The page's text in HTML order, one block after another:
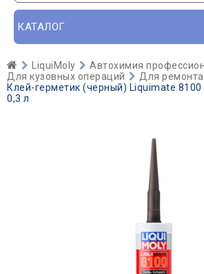
КАТАЛОГ
LiquiMoly
Автохимия
Для кузовных операций
Для ремонта
Клей-герметик (черный) Liquimate 8100
0,3 л